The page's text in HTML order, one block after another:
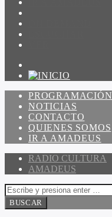
PROGRAMACIÓN
NOTICIAS
CONTACTO
QUIENES SOMOS
IR A AMADEUS
RADIO CULTURA
AMADEUS